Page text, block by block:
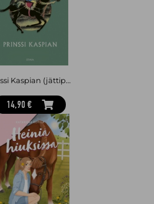
Prinssi Kaspian (jättipokkari)
14,90 €